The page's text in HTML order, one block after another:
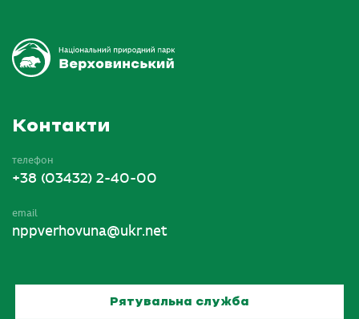
Контакти
телефон
+38 (03432) 2-40-00
email
nppverhovuna@ukr.net
Рятувальна служба